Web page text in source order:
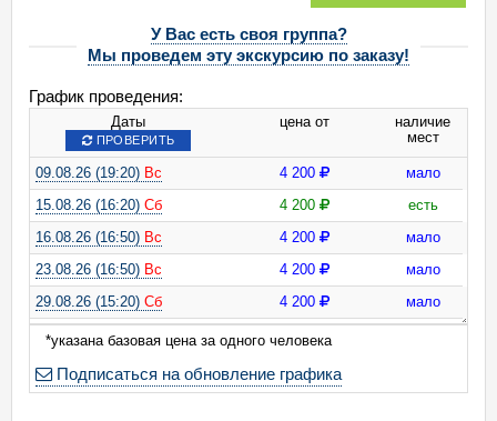
У Вас есть своя группа?
Мы проведем эту экскурсию по заказу!
График проведения:
Даты
ПРОВЕРИТЬ
цена от
наличие
мест
09.08.26 (19:20) Вс 4 200
мало
15.08.26 (16:20) Сб 4 200
есть
16.08.26 (16:50) Вс 4 200
мало
23.08.26 (16:50) Вс 4 200
мало
29.08.26 (15:20) Сб 4 200
мало
30.08.26 (17:50)Вс 4 200
*указана базовая цена за одного человека
Подписаться на обновление графика